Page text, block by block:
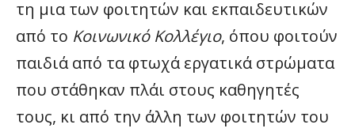
τη μια των φοιτητών και εκπαιδευτικών
από το Κοινωνικό Κολλέγιο, όπου φοιτούν
παιδιά από τα φτωχά εργατικά στρώματα
που στάθηκαν πλάι στους καθηγητές
τους, κι από την άλλη των φοιτητών του